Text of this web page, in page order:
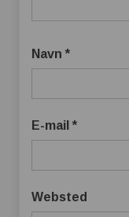
Navn *
E-mail *
Websted